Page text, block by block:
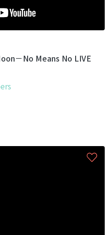
－No Means No LIVE